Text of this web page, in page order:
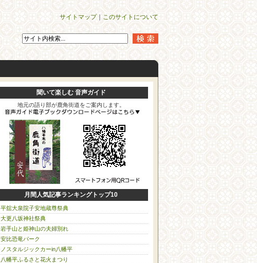
サイトマップ｜ このサイトについて
聞いて楽しむ 音声ガイド
地元の語り部が鹿角街道をご案内します。
月間人気記事ランキングトップ10
平舘大泉院子安地蔵尊祭典
大更八坂神社祭典
岩手山と姫神山の夫婦別れ
安比恐竜パーク
ノスタルジックカーin八幡平
八幡平ふるさと花火まつり